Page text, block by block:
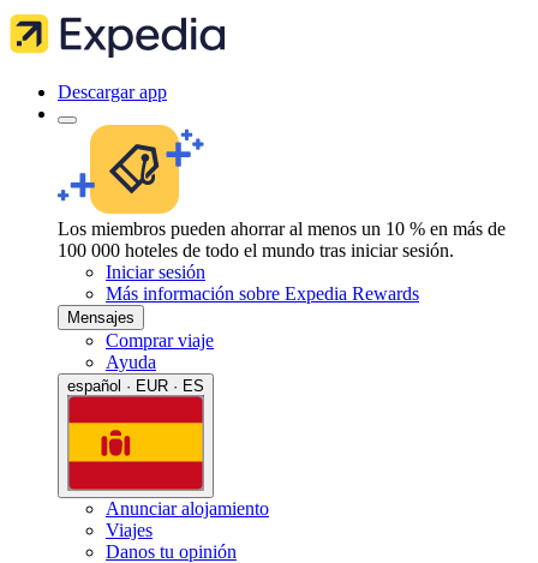
Descargar app
Los miembros pueden ahorrar al menos un 10 % en más de
100 000 hoteles de todo el mundo tras iniciar sesión.
Iniciar sesión
Más información sobre Expedia Rewards
Mensajes
Comprar viaje
Ayuda
español · EUR · ES
Anunciar alojamiento
Viajes
Danos tu opinión